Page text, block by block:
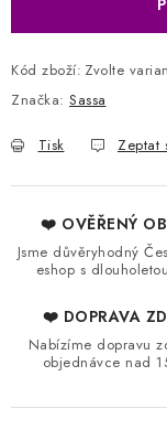
Kód zboží: Zvolte
Značka: Sassa
Tisk Zeptat
❤️ OVĚŘENÝ
Jsme důvěryhodný
eshop s
❤️ DOPRAVA
Nabízíme dopravu
objednávce nad